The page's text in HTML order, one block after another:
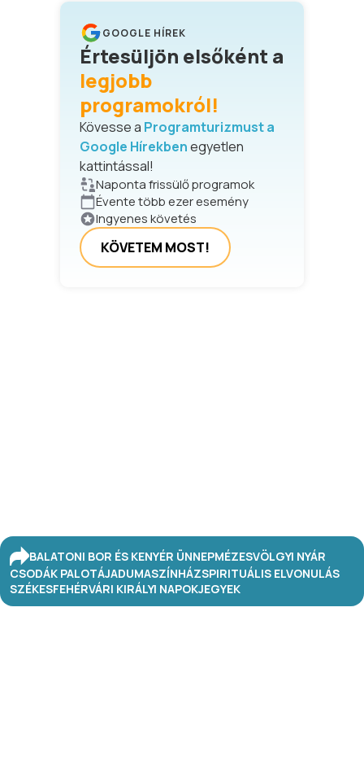
GOOGLE HÍREK
Értesüljön elsőként a
legjobb
programokról!
Kövesse a Programturizmust a
Google Hírekbenegyetlen
kattintással!
Naponta frissülő programok
Évente több ezer esemény
Ingyenes követés
KÖVETEM MOST!
BALATONI BOR ÉS KENYÉR ÜNNEPMÉZESVÖLGYI NYÁR
CSODÁK PALOTÁJADUMASZÍNHÁZSPIRITUÁLIS ELVONULÁS
SZÉKESFEHÉRVÁRI KIRÁLYI NAPOKJEGYEK